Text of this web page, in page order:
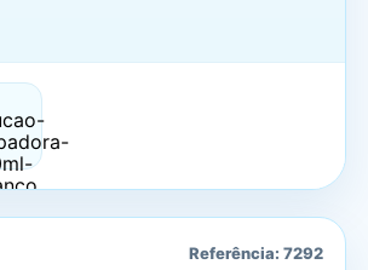
Referência: 7292